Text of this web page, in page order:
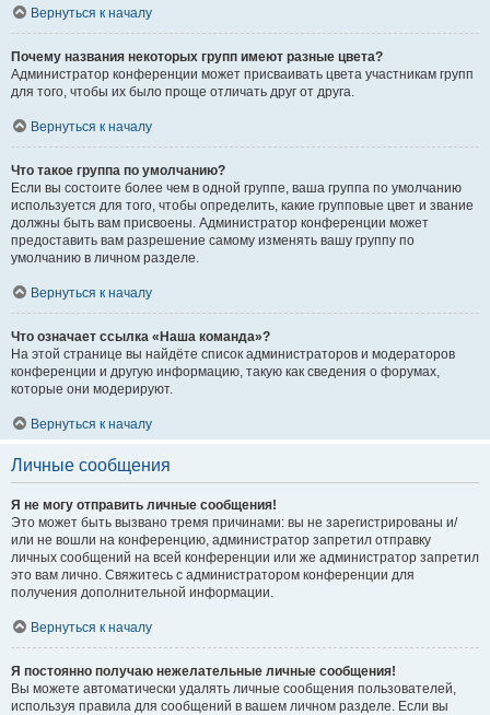
Вернуться к началу
Почему названия некоторых групп имеют разные цвета?
Администратор конференции может присваивать цвета участникам групп
для того, чтобы их было проще отличать друг от друга.
Вернуться к началу
Что такое группа по умолчанию?
Если вы состоите более чем в одной группе, ваша группа по умолчанию
используется для того, чтобы определить, какие групповые цвет и звание
должны быть вам присвоены. Администратор конференции может
предоставить вам разрешение самому изменять вашу группу по
умолчанию в личном разделе.
Вернуться к началу
Что означает ссылка «Наша команда»?
На этой странице вы найдёте список администраторов и модераторов
конференции и другую информацию, такую как сведения о форумах,
которые они модерируют.
Вернуться к началу
Личные сообщения
Я не могу отправить личные сообщения!
Это может быть вызвано тремя причинами: вы не зарегистрированы и/
или не вошли на конференцию, администратор запретил отправку
личных сообщений на всей конференции или же администратор запретил
это вам лично. Свяжитесь с администратором конференции для
получения дополнительной информации.
Вернуться к началу
Я постоянно получаю нежелательные личные сообщения!
Вы можете автоматически удалять личные сообщения пользователей,
используя правила для сообщений в вашем личном разделе. Если вы